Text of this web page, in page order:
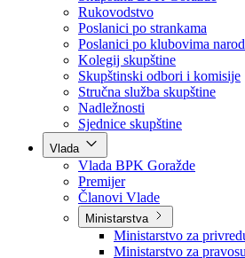
Skupština
Skupština BPK Goražde
Rukovodstvo
Poslanici po strankama
Poslanici po klubovima naroda
Kolegij skupštine
Skupštinski odbori i komisije
Stručna služba skupštine
Nadležnosti
Sjednice skupštine
Vlada
Vlada BPK Goražde
Premijer
Članovi Vlade